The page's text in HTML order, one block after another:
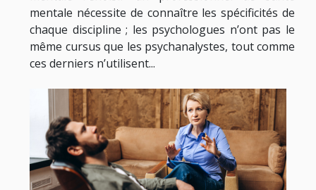
mentale nécessite de connaître les spécificités de
chaque discipline ; les psychologues n’ont pas le
même cursus que les psychanalystes, tout comme
ces derniers n’utilisent...